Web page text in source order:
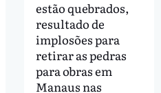
estão quebrados,
resultado de
implosões para
retirar as pedras
para obras em
Manaus nas